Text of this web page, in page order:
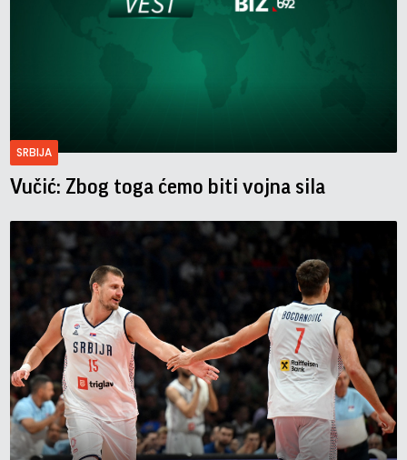
SRBIJA
Vučić: Zbog toga ćemo biti vojna sila